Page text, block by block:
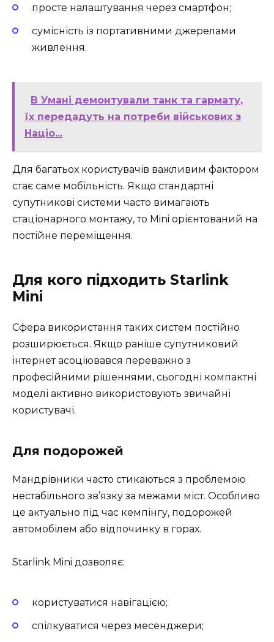
просте налаштування через смартфон;
сумісність із портативними джерелами
живлення.
В Умані демонтували танк та гармату,
їх передадуть на потреби військових з
Націо...
Для багатьох користувачів важливим фактором
стає саме мобільність. Якщо стандартні
супутникові системи часто вимагають
стаціонарного монтажу, то Mini орієнтований на
постійне переміщення.
Для кого підходить Starlink
Mini
Сфера використання таких систем постійно
розширюється. Якщо раніше супутниковий
інтернет асоціювався переважно з
професійними рішеннями, сьогодні компактні
моделі активно використовують звичайні
користувачі.
Для подорожей
Мандрівники часто стикаються з проблемою
нестабільного зв’язку за межами міст. Особливо
це актуально під час кемпінгу, подорожей
автомобілем або відпочинку в горах.
Starlink Mini дозволяє:
користуватися навігацією;
спілкуватися через месенджери;